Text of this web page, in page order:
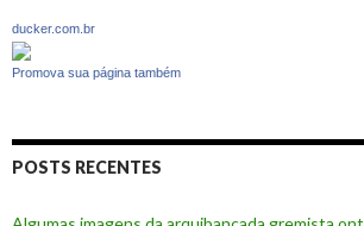
ducker.com.br
Promova sua página também
POSTS RECENTES